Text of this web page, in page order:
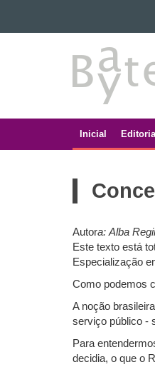
Ir para a navegação
Ir para a busca
BATE
BYTE
Inicial
Autora: Alba
Este texto está
Especialização
Como podemos
A noção
serviço público -
Para
decidia, o que o